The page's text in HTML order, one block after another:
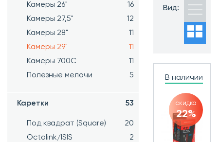
Камеры 26"
16
Камеры 27,5"
12
Камеры 28"
11
Камеры 29"
11
Камеры 700C
11
Полезные мелочи
5
Каретки 53
Под квадрат (Square)
20
Octalink/ISIS
2
Тип
ниппеля:
Часто ищут:
Новинки
Хиты
продаж
Распродажа
Вид:
В наличии
скидка
22%